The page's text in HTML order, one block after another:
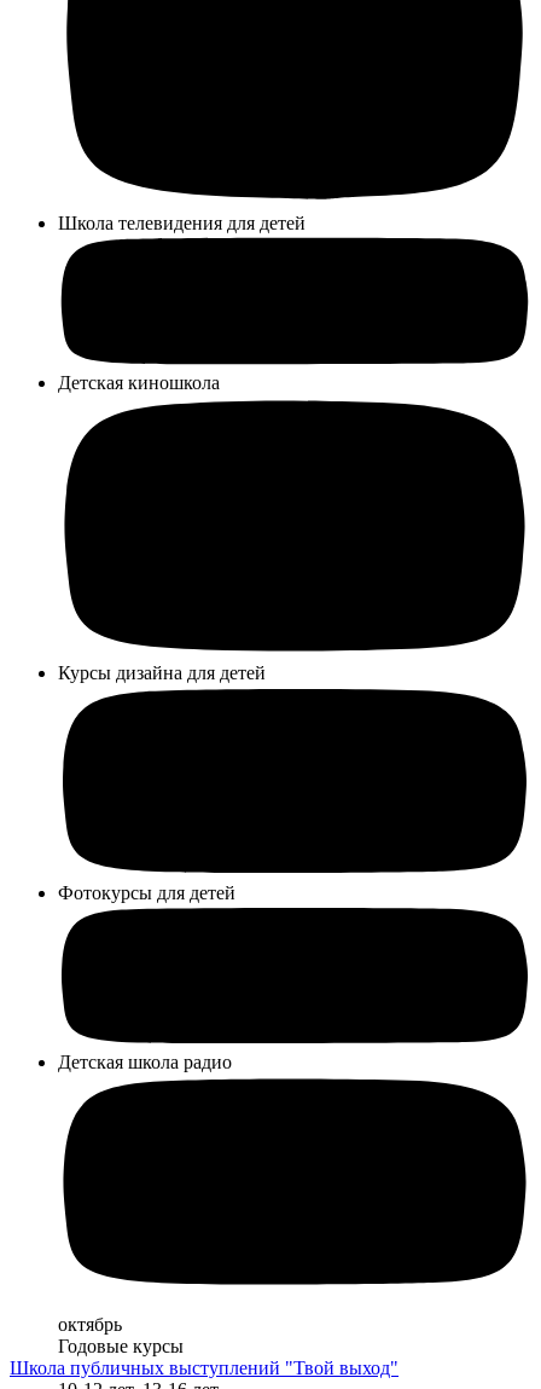
Школа телевидения для детей
Детская киношкола
Курсы дизайна для детей
Фотокурсы для детей
Детская школа радио
октябрь
Годовые курсы
Школа публичных выступлений "Твой выход"